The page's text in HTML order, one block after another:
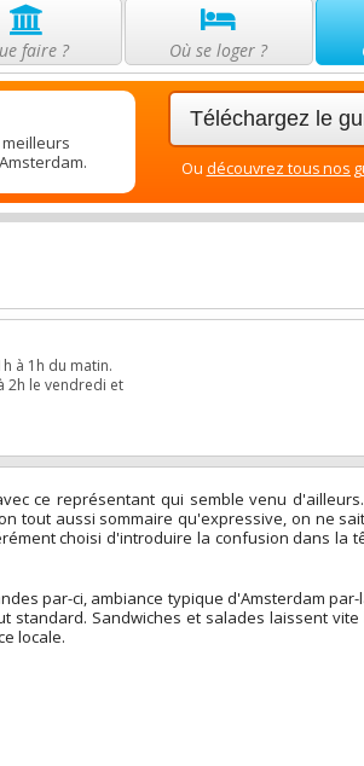
faire ? Où se loger ?
Téléchargez le
Ou découvrez tous nos
à 1h du matin.
2h le vendredi et
ce représentant qui semble venu
tout aussi sommaire qu'expressive, on ne
choisi d'introduire la confusion dans la
par-ci, ambiance typique d'Amsterdam par-
Sandwiches et salades laissent vite
locale.